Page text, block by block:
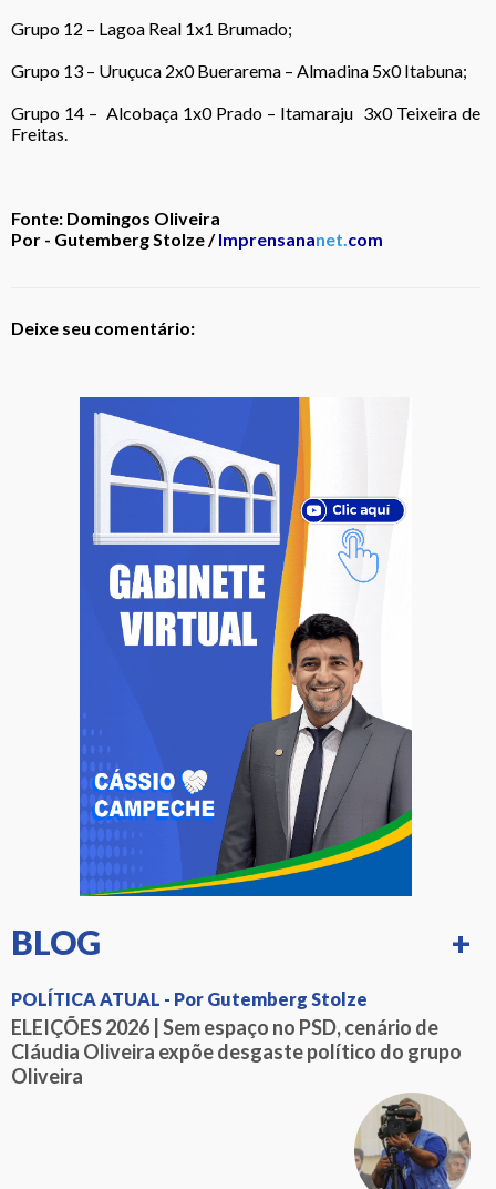
Grupo 12 – Lagoa Real 1x1 Brumado;
Grupo 13 – Uruçuca 2x0 Buerarema – Almadina 5x0 Itabuna;
Grupo 14 – Alcobaça 1x0 Prado – Itamaraju 3x0 Teixeira de
Freitas.
Fonte: Domingos Oliveira
Por - Gutemberg Stolze /Imprensananet.com
Deixe seu comentário:
BLOG +
POLÍTICA ATUAL - Por Gutemberg Stolze
ELEIÇÕES 2026 | Sem espaço no PSD, cenário de
Cláudia Oliveira expõe desgaste político do grupo
Oliveira